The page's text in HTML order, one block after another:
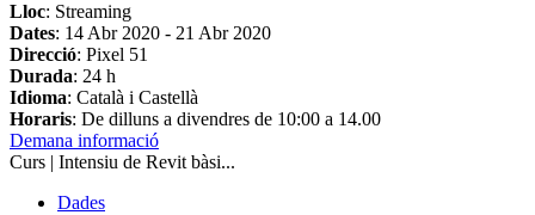
Lloc: Streaming
Dates: 14 Abr 2020 - 21 Abr 2020
Direcció: Pixel 51
Durada: 24 h
Idioma: Català i Castellà
Horaris: De dilluns a divendres de 10:00 a 14.00
Demana informació
Curs | Intensiu de Revit bàsi...
Dades